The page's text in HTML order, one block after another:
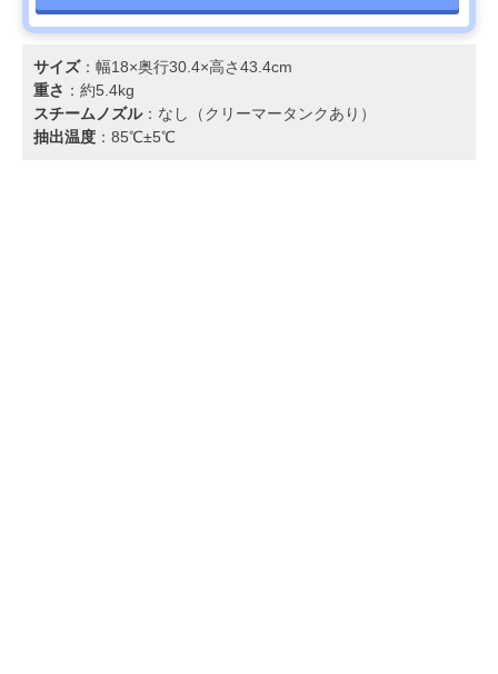
サイズ：幅18×奥行30.4×高さ43.4cm
重さ ：約5.4kg
スチームノズル：なし（クリーマータンクあり）
抽出温度 ：85℃±5℃